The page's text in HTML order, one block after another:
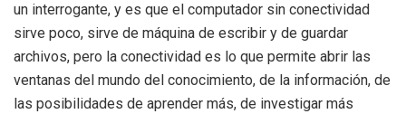
un interrogante, y es que el computador sin conectividad
sirve poco, sirve de máquina de escribir y de guardar
archivos, pero la conectividad es lo que permite abrir las
ventanas del mundo del conocimiento, de la información, de
las posibilidades de aprender más, de investigar más